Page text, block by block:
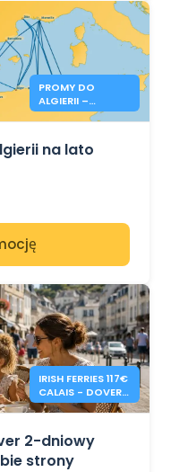
PROMY DO
ALGIERII –
REZERWACJE NA
OTWARTE
na lato
IRISH FERRIES 117€
CALAIS - DOVER 2
DNI W OBIE
2-dniowy
strony